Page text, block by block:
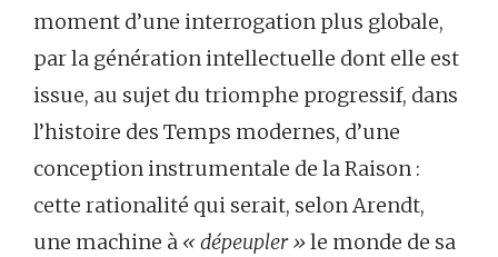
moment d’une interrogation plus globale,
par la génération intellectuelle dont elle est
issue, au sujet du triomphe progressif, dans
l’histoire des Temps modernes, d’une
conception instrumentale de la Raison :
cette rationalité qui serait, selon Arendt,
une machine à « dépeupler »le monde de sa